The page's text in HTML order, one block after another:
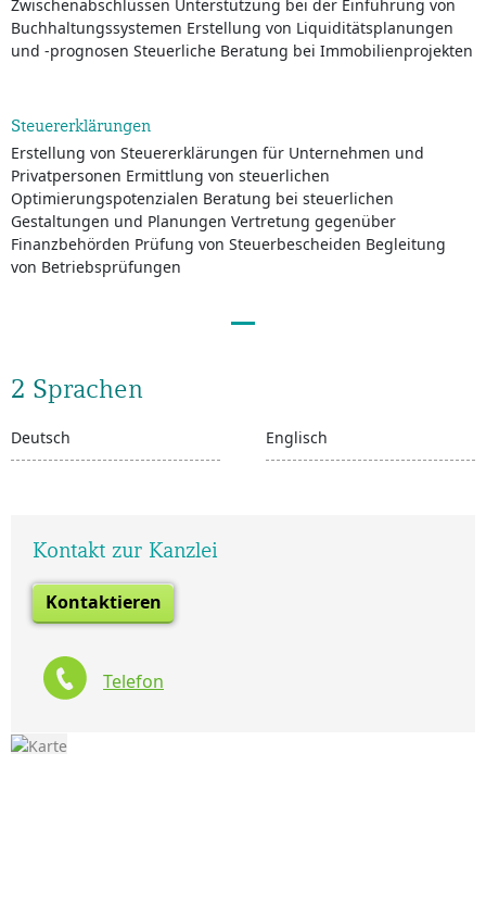
Zwischenabschlüssen Unterstützung bei der Einführung von
Buchhaltungssystemen Erstellung von Liquiditätsplanungen
und -prognosen Steuerliche Beratung bei Immobilienprojekten
Steuererklärungen
Erstellung von Steuererklärungen für Unternehmen und
Privatpersonen Ermittlung von steuerlichen
Optimierungspotenzialen Beratung bei steuerlichen
Gestaltungen und Planungen Vertretung gegenüber
Finanzbehörden Prüfung von Steuerbescheiden Begleitung
von Betriebsprüfungen
2 Sprachen
Deutsch Englisch
Kontakt zur Kanzlei
Kontaktieren
Telefon